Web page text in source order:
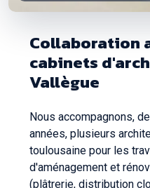
Collaboration
cabinets
Vallègue
Nous accompagnons,
années, plusieurs
toulousaine pour les
d'aménagement et
(plâtrerie, distribution